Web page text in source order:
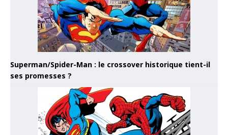
Superman/Spider-Man : le crossover historique tient-il
ses promesses ?